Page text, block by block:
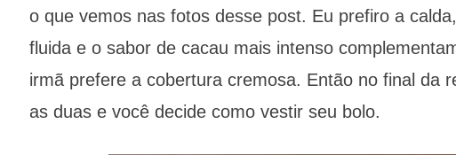
o que vemos nas fotos desse post. Eu prefiro a
fluida e o sabor de cacau mais intenso
irmã prefere a cobertura cremosa. Então no final da
as duas e você decide como vestir seu bolo.